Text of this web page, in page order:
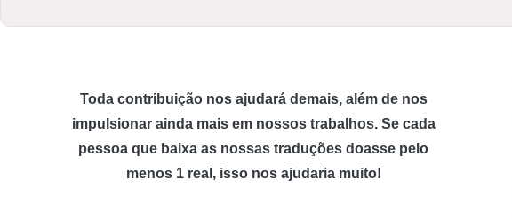
Toda contribuição nos ajudará demais, além de nos
impulsionar ainda mais em nossos trabalhos. Se cada
pessoa que baixa as nossas traduções doasse pelo
menos 1 real, isso nos ajudaria muito!